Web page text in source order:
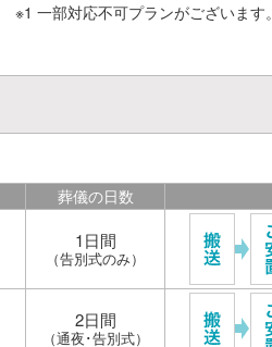
※1 一部対応不可プランがございます
葬儀の日数
1日間
（告別式のみ）
2日間
（通夜･告別式）